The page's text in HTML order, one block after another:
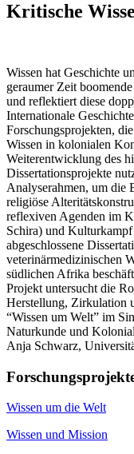
Kritische
Wissen hat Geschichte
geraumer Zeit
und reflektiert diese
Internationale
Forschungsprojekten,
Wissen in kolonialen
Weiterentwicklung des
Dissertationsprojekte
Analyserahmen, um die
religiöse
reflexiven Agenden im
Schira) und
abgeschlossene
veterinärmedizinischen
südlichen Afrika
Projekt untersucht die
Herstellung, Zirkulation
“Wissen um Welt” im
Naturkunde und
Anja Schwarz,
Wissen um die Welt
Wissen und Mission